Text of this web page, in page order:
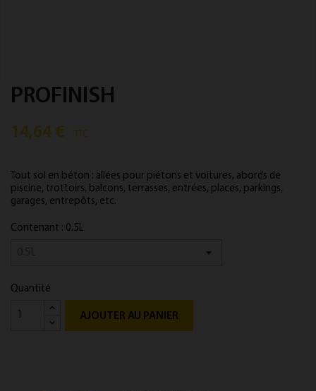
PROFINISH
14,64 € TTC
Tout sol en béton : allées pour piétons et voitures, abords de
piscine, trottoirs, balcons, terrasses, entrées, places, parkings,
garages, entrepôts, etc.
Contenant : 0.5L
Quantité
AJOUTER AU PANIER